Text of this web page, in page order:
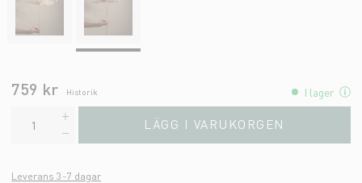
759 kr Historik I lager
LÄGG I VARUKORGEN
Leverans 3-7 dagar